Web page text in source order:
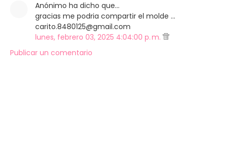
Anónimo ha dicho que…
gracias me podria compartir el molde ...
carito.8480125@gmail.com
lunes, febrero 03, 2025 4:04:00 p. m.
Publicar un comentario